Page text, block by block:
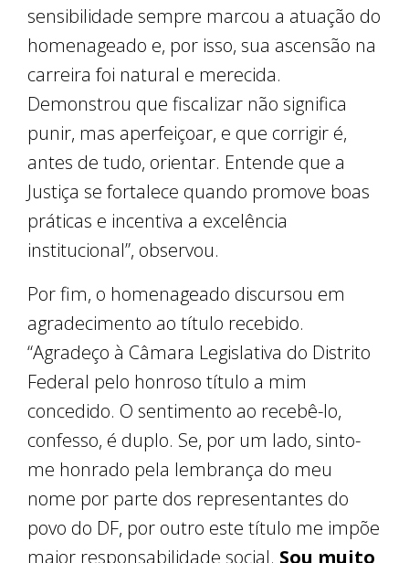
sensibilidade sempre marcou a atuação do
homenageado e, por isso, sua ascensão na
carreira foi natural e merecida.
Demonstrou que fiscalizar não significa
punir, mas aperfeiçoar, e que corrigir é,
antes de tudo, orientar. Entende que a
Justiça se fortalece quando promove boas
práticas e incentiva a excelência
institucional”, observou.
Por fim, o homenageado discursou em
agradecimento ao título recebido.
“Agradeço à Câmara Legislativa do Distrito
Federal pelo honroso título a mim
concedido. O sentimento ao recebê-lo,
confesso, é duplo. Se, por um lado, sinto-
me honrado pela lembrança do meu
nome por parte dos representantes do
povo do DF, por outro este título me impõe
maior responsabilidade social. Sou muito